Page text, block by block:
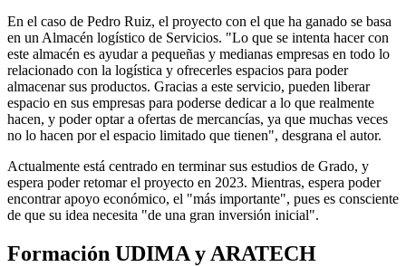
En el caso de Pedro Ruiz, el proyecto con el que ha ganado se basa
en un Almacén logístico de Servicios. "Lo que se intenta hacer con
este almacén es ayudar a pequeñas y medianas empresas en todo lo
relacionado con la logística y ofrecerles espacios para poder
almacenar sus productos. Gracias a este servicio, pueden liberar
espacio en sus empresas para poderse dedicar a lo que realmente
hacen, y poder optar a ofertas de mercancías, ya que muchas veces
no lo hacen por el espacio limitado que tienen", desgrana el autor.
Actualmente está centrado en terminar sus estudios de Grado, y
espera poder retomar el proyecto en 2023. Mientras, espera poder
encontrar apoyo económico, el "más importante", pues es consciente
de que su idea necesita "de una gran inversión inicial".
Formación UDIMA y ARATECH